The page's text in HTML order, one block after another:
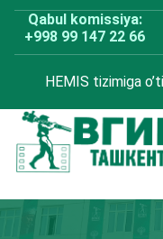
Skip
content
Qabul komissiya:
+998 99 147 22 66
HEMIS tizimiga